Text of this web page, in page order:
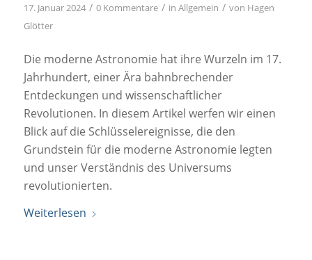
17. Januar 2024 / 0 Kommentare / in Allgemein / von Hagen
Glötter
Die moderne Astronomie hat ihre Wurzeln im 17.
Jahrhundert, einer Ära bahnbrechender
Entdeckungen und wissenschaftlicher
Revolutionen. In diesem Artikel werfen wir einen
Blick auf die Schlüsselereignisse, die den
Grundstein für die moderne Astronomie legten
und unser Verständnis des Universums
revolutionierten.
Weiterlesen